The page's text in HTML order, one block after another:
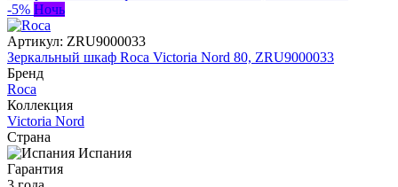
-5% Ночь
Артикул: ZRU9000033
Зеркальный шкаф Roca Victoria Nord 80, ZRU9000033
Бренд
Roca
Коллекция
Victoria Nord
Страна
Испания
Гарантия